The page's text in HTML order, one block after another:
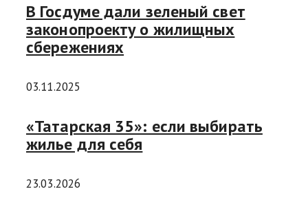
В Госдуме дали зеленый свет
законопроекту о жилищных
сбережениях
03.11.2025
«Татарская 35»: если выбирать
жилье для себя
23.03.2026